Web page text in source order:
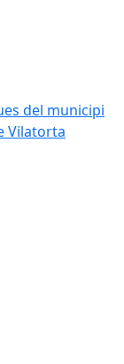
del municipi
Vilatorta